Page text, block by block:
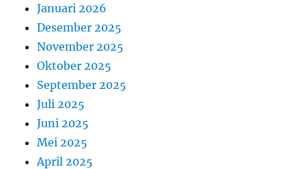
Januari 2026
Desember 2025
November 2025
Oktober 2025
September 2025
Juli 2025
Juni 2025
Mei 2025
April 2025